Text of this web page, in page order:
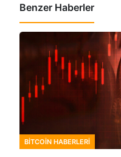
Benzer Haberler
BITCOIN HABERLERI